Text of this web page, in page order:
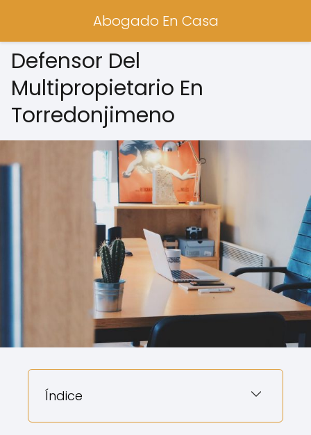
Abogado En Casa
Defensor Del
Multipropietario En
Torredonjimeno
Índice